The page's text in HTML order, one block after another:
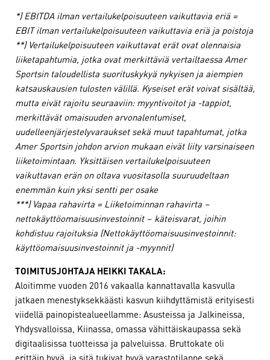
*) EBITDA ilman vertailukelpoisuuteen vaikuttavia eriä =
EBIT ilman vertailukelpoisuuteen vaikuttavia eriä ja poistoja
**) Vertailukelpoisuuteen vaikuttavat erät ovat olennaisia
liiketapahtumia, jotka ovat merkittäviä vertailtaessa Amer
Sportsin taloudellista suorituskykyä nykyisen ja aiempien
katsauskausien tulosten välillä. Kyseiset erät voivat sisältää,
mutta eivät rajoitu seuraaviin: myyntivoitot ja -tappiot,
merkittävät omaisuuden arvonalentumiset,
uudelleenjärjestelyvaraukset sekä muut tapahtumat, jotka
Amer Sportsin johdon arvion mukaan eivät liity varsinaiseen
liiketoimintaan. Yksittäisen vertailukelpoisuuteen
vaikuttavan erän on oltava vuositasolla suuruudeltaan
enemmän kuin yksi sentti per osake
***) Vapaa rahavirta = Liiketoiminnan rahavirta –
nettokäyttöomaisuusinvestoinnit – käteisvarat, joihin
kohdistuu rajoituksia (Nettokäyttöomaisuusinvestoinnit:
käyttöomaisuusinvestoinnit ja -myynnit)
TOIMITUSJOHTAJA HEIKKI TAKALA:
Aloitimme vuoden 2016 vakaalla kannattavalla kasvulla
jatkaen menestyksekkäästi kasvun kiihdyttämistä erityisesti
viidellä painopistealueellamme: Asusteissa ja Jalkineissa,
Yhdysvalloissa, Kiinassa, omassa vähittäiskaupassa sekä
digitaalisissa tuotteissa ja palveluissa. Bruttokate oli